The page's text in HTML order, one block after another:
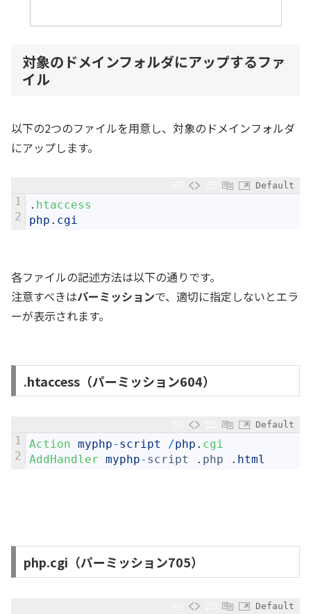
対象のドメインフォルダにアップするファ
イル
以下の2つのファイルを用意し、対象のドメインフォルダ
にアップします。
Default
1
2
. htaccess
php . cgi
各ファイルの記述方法は以下の通りです。
注意すべきはパーミッションで、適切に指定しないとエラ
ーが表示されます。
.htaccess（パーミッション604）
Default
1
2
Action myphp- script /php . cgi
AddHandler myphp- script . php . html
php.cgi（パーミッション705）
Default